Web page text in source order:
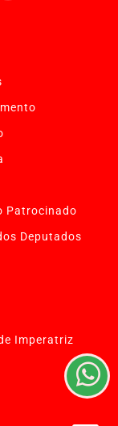
Patrocinado
Deputados
Imperatriz
experiência
que
TERMOS